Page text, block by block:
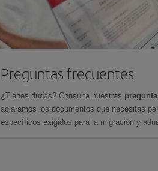
Preguntas frecuentes
¿Tienes dudas? Consulta nuestras
aclaramos los documentos que necesitas
específicos exigidos para la migración y